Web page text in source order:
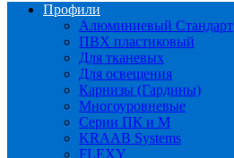
Профили
Алюминиевый Стандарт
ПВХ пластиковый
Для тканевых
Для освещения
Карнизы (Гардины)
Многоуровневые
Серии ПК и М
KRAAB Systems
FLEXY